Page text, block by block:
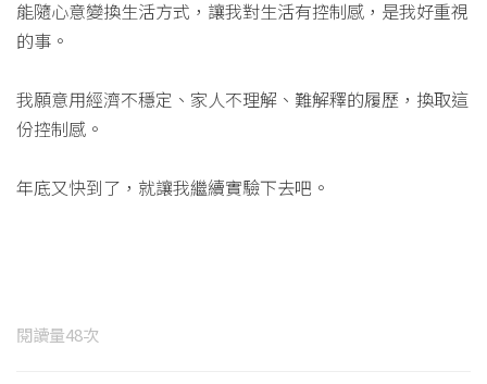
能隨心意變換生活方式，讓我對生活有控制感，是我好重視
的事。
我願意用經濟不穩定、家人不理解、難解釋的履歷，換取這
份控制感。
年底又快到了，就讓我繼續實驗下去吧。
閱讀量48次